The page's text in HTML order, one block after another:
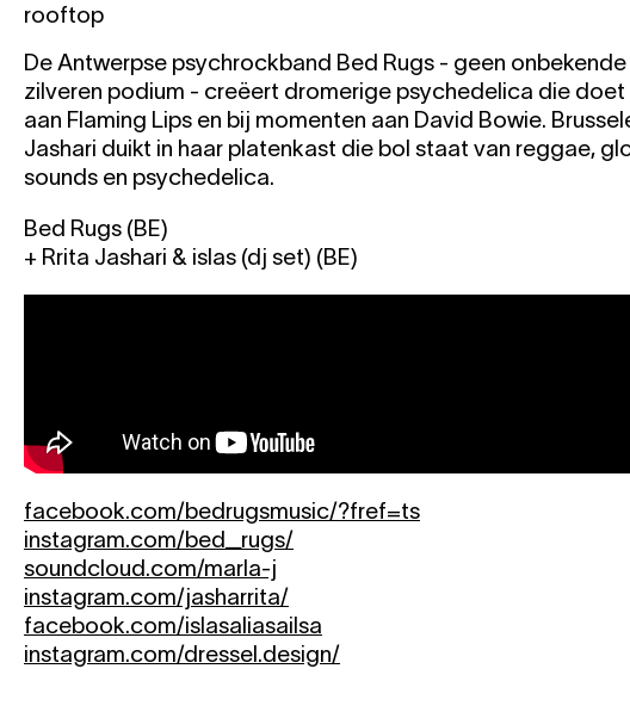
rooftop
De Antwerpse psychrockband Bed Rugs - geen
zilveren podium - creëert dromerige psychedelica die doet
aan Flaming Lips en bij momenten aan David Bowie.
Jashari duikt in haar platenkast die bol staat van reggae,
sounds en psychedelica.
Bed Rugs (BE)
+ Rrita Jashari & islas (dj set) (BE)
facebook.com/bedrugsmusic/?fref=ts
instagram.com/bed_rugs/
soundcloud.com/marla-j
instagram.com/jasharrita/
facebook.com/islasaliasailsa
instagram.com/dressel.design/